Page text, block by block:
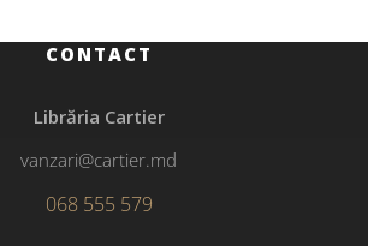
CONTACT
Librăria Cartier
vanzari@cartier.md
068 555 579